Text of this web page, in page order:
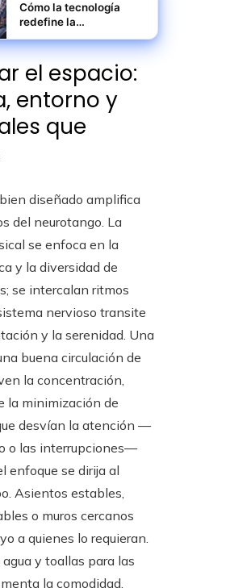
Cómo la tecnología
redefine la
agroindustria y otros
sectores clave en la
economía argentina
el espacio:
entorno y
que
diseñado amplifica
del neurotango. La
se enfoca en la
y la diversidad de
se intercalan ritmos
nervioso transite
y la serenidad. Una
buena circulación de
la concentración,
la minimización de
desvían la atención —
o las interrupciones—
enfoque se dirija al
Asientos estables,
o muros cercanos
a quienes lo requieran.
y toallas para las
la comodidad,